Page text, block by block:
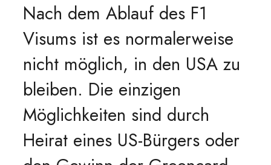
Nach dem Ablauf des F1
Visums ist es normalerweise
nicht möglich, in den USA zu
bleiben. Die einzigen
Möglichkeiten sind durch
Heirat eines US-Bürgers oder